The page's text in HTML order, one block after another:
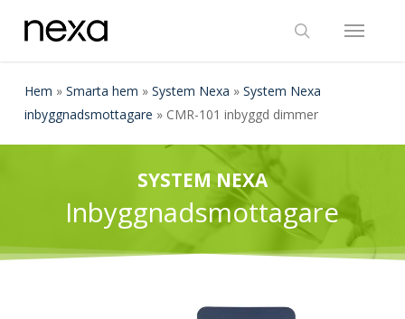
search
Menu
Hem » Smarta hem » System Nexa » System Nexa
inbyggnadsmottagare » CMR-101 inbyggd dimmer
SYSTEM NEXA
Inbyggnadsmottagare